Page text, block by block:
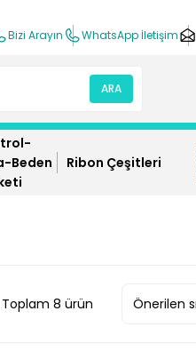
Bizi Arayın WhatsApp İletişim
ARA
Beden
Ribon Çeşitleri
Toplam 8 ürün